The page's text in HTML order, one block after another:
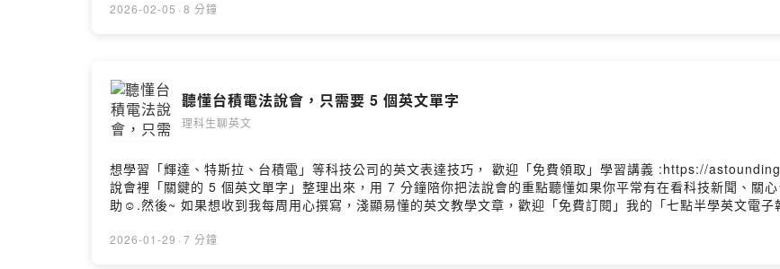
2026-02-05 · 8 分鐘
聽懂台積電法說會，只需要 5 個英文單字
理科生聊英文
想學習「輝達、特斯拉、台積電」等科技公司的英文表達技巧， 歡迎「免費領取」學習講義 :https://
說會裡「關鍵的 5 個英文單字」整理出來，用 7 分鐘陪你把法說會的重點聽懂如果你平常有在看科技新聞、關
助☺️.然後~ 如果想收到我每周用心撰寫，淺顯易懂的英文教學文章，歡迎「免費訂閱」我的「七點半學英文
2026-01-29 · 7 分鐘